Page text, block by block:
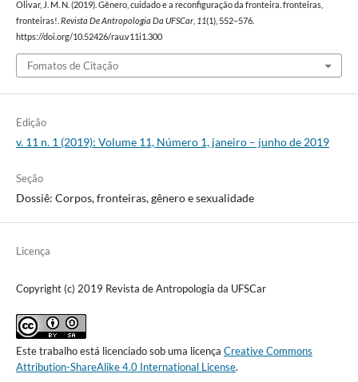
Olivar, J. M. N. (2019). Gênero, cuidado e a reconfiguração da fronteira. fronteiras,
fronteiras!. Revista De Antropologia Da UFSCar, 11(1), 552–576.
https://doi.org/10.52426/rau.v11i1.300
Fomatos de Citação
Edição
v. 11 n. 1 (2019): Volume 11, Número 1, janeiro – junho de 2019
Seção
Dossiê: Corpos, fronteiras, gênero e sexualidade
Licença
Copyright (c) 2019 Revista de Antropologia da UFSCar
Este trabalho está licenciado sob uma licença Creative Commons
Attribution-ShareAlike 4.0 International License.